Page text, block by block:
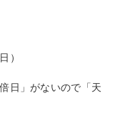
）
日」がないので「天